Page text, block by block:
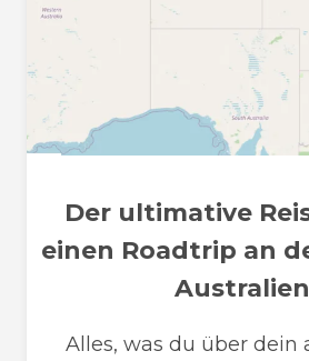
Der ultimative
einen Roadtrip an
Alles, was du über dein